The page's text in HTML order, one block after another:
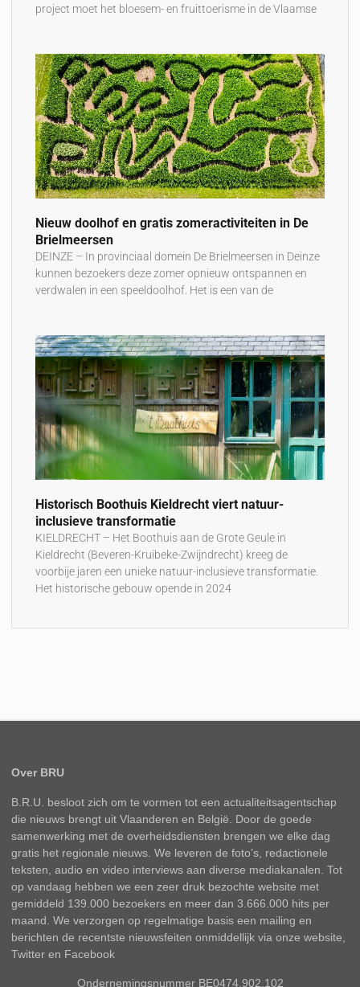
project moet het bloesem- en fruittoerisme in de Vlaamse
Nieuw doolhof en gratis zomeractiviteiten in De
Brielmeersen
DEINZE – In provinciaal domein De Brielmeersen in Deinze
kunnen bezoekers deze zomer opnieuw ontspannen en
verdwalen in een speeldoolhof. Het is een van de
Historisch Boothuis Kieldrecht viert natuur-
inclusieve transformatie
KIELDRECHT – Het Boothuis aan de Grote Geule in
Kieldrecht (Beveren-Kruibeke-Zwijndrecht) kreeg de
voorbije jaren een unieke natuur-inclusieve transformatie.
Het historische gebouw opende in 2024
Over BRU
B.R.U. besloot zich om te vormen tot een actualiteitsagentschap
die nieuws brengt uit Vlaanderen en België. Door de goede
samenwerking met de overheidsdiensten brengen we elke dag
gratis het regionale nieuws. We leveren de foto’s, redactionele
teksten, audio en video interviews aan diverse mediakanalen. Tot
op vandaag hebben we een zeer druk bezochte website met
gemiddeld 139.000 bezoekers en meer dan 3.666.000 hits per
maand. We verzorgen op regelmatige basis een mailing en
berichten de recentste nieuwsfeiten onmiddellijk via onze website,
Twitter en Facebook
Ondernemingsnummer BE0474.902.102